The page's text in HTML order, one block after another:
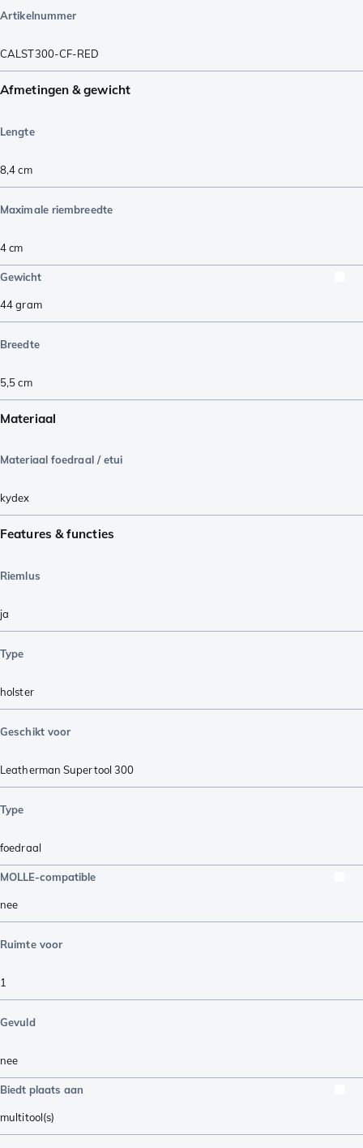
Artikelnummer
CALST300-CF-RED
Afmetingen & gewicht
Lengte
8,4cm
Maximale riembreedte
4cm
Gewicht
44gram
Breedte
5,5cm
Materiaal
Materiaal foedraal / etui
kydex
Features & functies
Riemlus
ja
Type
holster
Geschikt voor
Leatherman Supertool 300
Type
foedraal
MOLLE-compatible
nee
Ruimte voor
1
Gevuld
nee
Biedt plaats aan
multitool(s)